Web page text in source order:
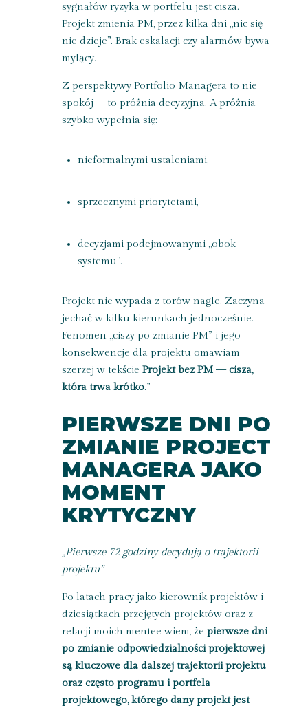
sygnałów ryzyka w portfelu jest cisza.
Projekt zmienia PM, przez kilka dni „nic się
nie dzieje”. Brak eskalacji czy alarmów bywa
mylący.
Z perspektywy Portfolio Managera to nie
spokój – to próżnia decyzyjna. A próżnia
szybko wypełnia się:
nieformalnymi ustaleniami,
sprzecznymi priorytetami,
decyzjami podejmowanymi „obok
systemu”.
Projekt nie wypada z torów nagle. Zaczyna
jechać w kilku kierunkach jednocześnie.
Fenomen „ciszy po zmianie PM” i jego
konsekwencje dla projektu omawiam
szerzej w tekście Projekt bez PM — cisza,
która trwa krótko.”
PIERWSZE DNI PO
ZMIANIE PROJECT
MANAGERA JAKO
MOMENT
KRYTYCZNY
„Pierwsze 72 godziny decydują o trajektorii
projektu”
Po latach pracy jako kierownik projektów i
dziesiątkach przejętych projektów oraz z
relacji moich mentee wiem, że pierwsze dni
po zmianie odpowiedzialności projektowej
są kluczowe dla dalszej trajektorii projektu
oraz często programu i portfela
projektowego, którego dany projekt jest